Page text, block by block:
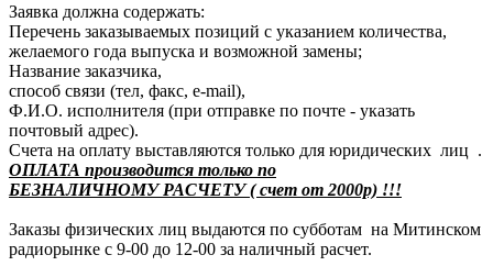
Заявка должна содержать:
Перечень заказываемых позиций с указанием количества,
желаемого года выпуска и возможной замены;
Название заказчика,
способ связи (тел, факс, e-mail),
Ф.И.О. исполнителя (при отправке по почте - указать
почтовый адрес).
Счета на оплату выставляются только для юридических лиц .
ОПЛАТА производится только по
БЕЗНАЛИЧНОМУ РАСЧЕТУ ( счет от 2000р) !!!
Заказы физических лиц выдаются по субботам на Митинском
радиорынке с 9-00 до 12-00 за наличный расчет.